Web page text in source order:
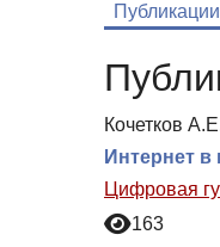
Публикации
Кочетков
Интернет
Цифровая
163